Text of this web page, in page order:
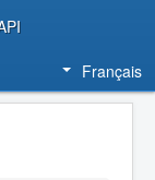
Français